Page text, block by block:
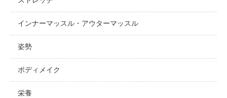
インナーマッスル・アウターマッスル
姿勢
ボディメイク
栄養